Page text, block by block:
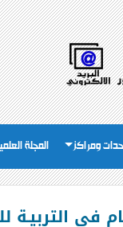
ومراكز المجلة
للعام